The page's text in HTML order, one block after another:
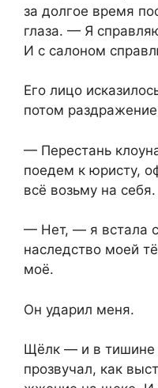
за долгое время
глаза. — Я
И с салоном
Его лицо
потом
— Перестань
поедем к юристу,
всё возьму на себя.
— Нет, — я встала
наследство моей
моё.
Он ударил меня.
Щёлк — и в тишине
прозвучал, как